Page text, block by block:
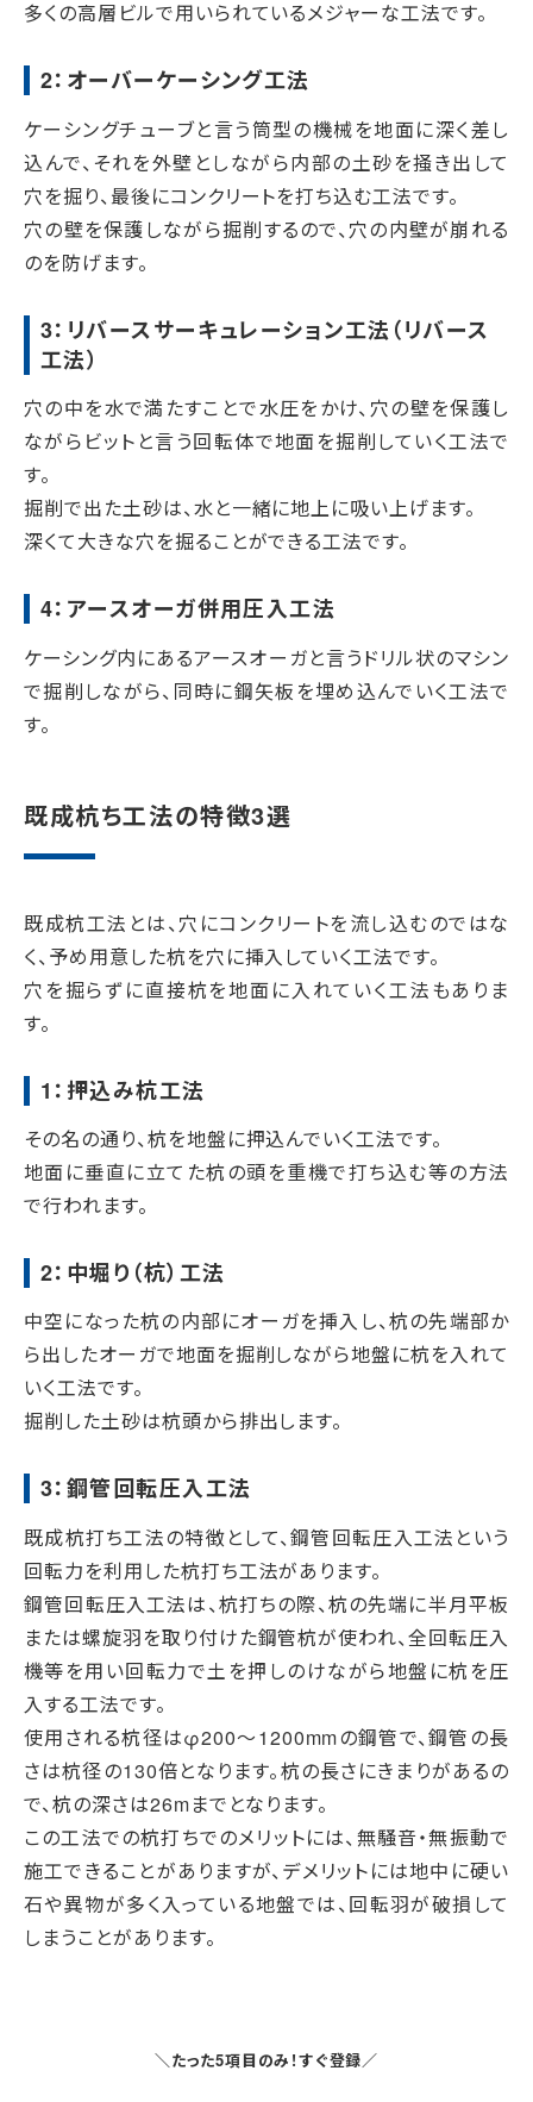
多くの高層ビルで用いられているメジャーな工法です。
2：オーバーケーシング工法
ケーシングチューブと言う筒型の機械を地面に深く差し
込んで、それを外壁としながら内部の土砂を掻き出して
穴を掘り、最後にコンクリートを打ち込む工法です。
穴の壁を保護しながら掘削するので、穴の内壁が崩れる
のを防げます。
3：リバースサーキュレーション工法（リバース
工法）
穴の中を水で満たすことで水圧をかけ、穴の壁を保護し
ながらビットと言う回転体で地面を掘削していく工法で
す。
掘削で出た土砂は、水と一緒に地上に吸い上げます。
深くて大きな穴を掘ることができる工法です。
4：アースオーガ併用圧入工法
ケーシング内にあるアースオーガと言うドリル状のマシン
で掘削しながら、同時に鋼矢板を埋め込んでいく工法で
す。
既成杭ち工法の特徴3選
既成杭工法とは、穴にコンクリートを流し込むのではな
く、予め用意した杭を穴に挿入していく工法です。
穴を掘らずに直接杭を地面に入れていく工法もありま
す。
1：押込み杭工法
その名の通り、杭を地盤に押込んでいく工法です。
地面に垂直に立てた杭の頭を重機で打ち込む等の方法
で行われます。
2：中堀り（杭）工法
中空になった杭の内部にオーガを挿入し、杭の先端部か
ら出したオーガで地面を掘削しながら地盤に杭を入れて
いく工法です。
掘削した土砂は杭頭から排出します。
3：鋼管回転圧入工法
既成杭打ち工法の特徴として、鋼管回転圧入工法という
回転力を利用した杭打ち工法があります。
鋼管回転圧入工法は、杭打ちの際、杭の先端に半月平板
または螺旋羽を取り付けた鋼管杭が使われ、全回転圧入
機等を用い回転力で土を押しのけながら地盤に杭を圧
入する工法です。
使用される杭径はφ200～1200mmの鋼管で、鋼管の長
さは杭径の130倍となります。杭の長さにきまりがあるの
で、杭の深さは26mまでとなります。
この工法での杭打ちでのメリットには、無騒音・無振動で
施工できることがありますが、デメリットには地中に硬い
石や異物が多く入っている地盤では、回転羽が破損して
しまうことがあります。
＼たった5項目のみ！すぐ登録／